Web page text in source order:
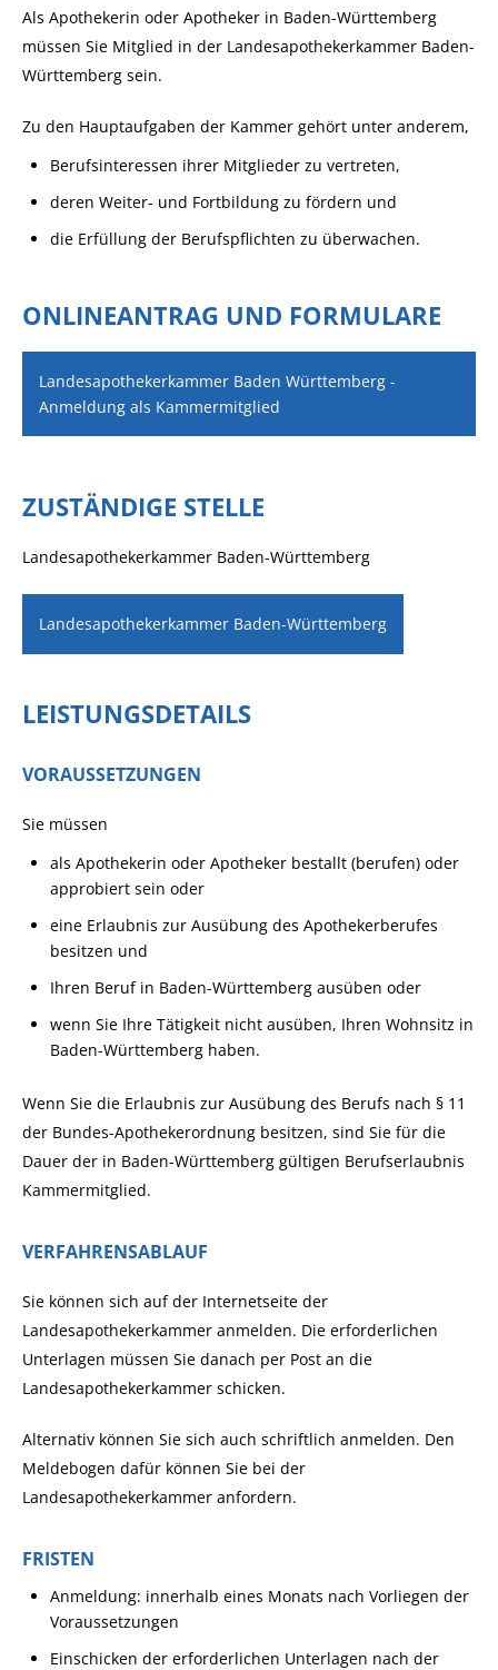
Als Apothekerin oder Apotheker in Baden-Württemberg
müssen Sie Mitglied in der Landesapothekerkammer Baden-
Württemberg sein.
Zu den Hauptaufgaben der Kammer gehört unter anderem,
Berufsinteressen ihrer Mitglieder zu vertreten,
deren Weiter- und Fortbildung zu fördern und
die Erfüllung der Berufspflichten zu überwachen.
ONLINEANTRAG UND FORMULARE
Landesapothekerkammer Baden Württemberg -
Anmeldung als Kammermitglied
ZUSTÄNDIGE STELLE
Landesapothekerkammer Baden-Württemberg
Landesapothekerkammer Baden-Württemberg
LEISTUNGSDETAILS
VORAUSSETZUNGEN
Sie müssen
als Apothekerin oder Apotheker bestallt (berufen) oder
approbiert sein oder
eine Erlaubnis zur Ausübung des Apothekerberufes
besitzen und
Ihren Beruf in Baden-Württemberg ausüben oder
wenn Sie Ihre Tätigkeit nicht ausüben, Ihren Wohnsitz in
Baden-Württemberg haben.
Wenn Sie die Erlaubnis zur Ausübung des Berufs nach § 11
der Bundes-Apothekerordnung besitzen, sind Sie für die
Dauer der in Baden-Württemberg gültigen Berufserlaubnis
Kammermitglied.
VERFAHRENSABLAUF
Sie können sich auf der Internetseite der
Landesapothekerkammer anmelden. Die erforderlichen
Unterlagen müssen Sie danach per Post an die
Landesapothekerkammer schicken.
Alternativ können Sie sich auch schriftlich anmelden. Den
Meldebogen dafür können Sie bei der
Landesapothekerkammer anfordern.
FRISTEN
Anmeldung: innerhalb eines Monats nach Vorliegen der
Voraussetzungen
Einschicken der erforderlichen Unterlagen nach der